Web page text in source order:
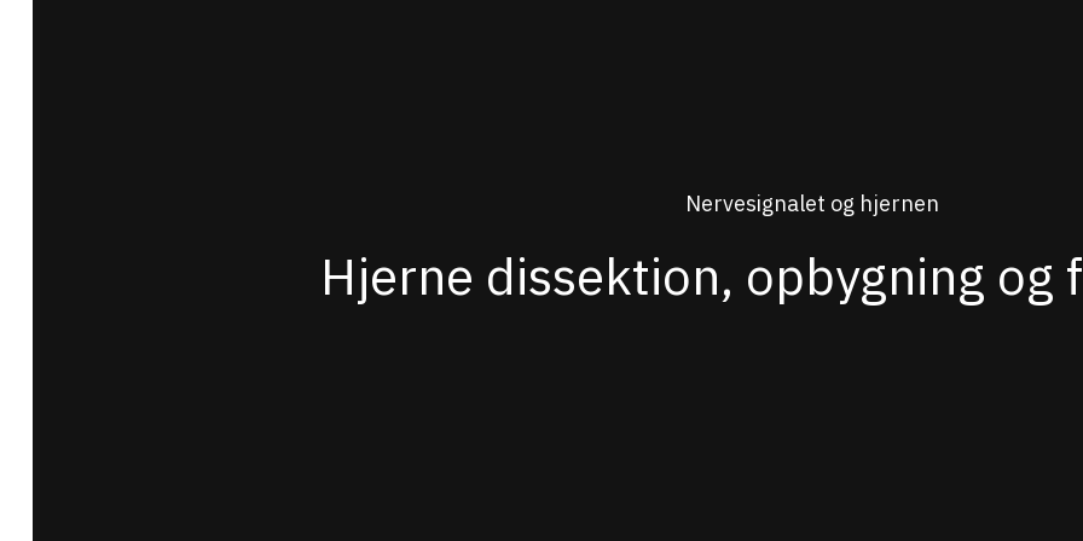
Nervesignalet og hjernen
Hjerne dissektion, opbygning og